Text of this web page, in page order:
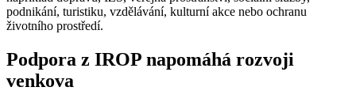
podnikání, turistiku, vzdělávání, kulturní akce nebo ochranu
životního prostředí.
Podpora z IROP napomáhá rozvoji
venkova